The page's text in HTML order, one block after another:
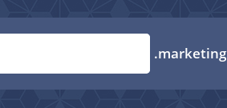
.marketing